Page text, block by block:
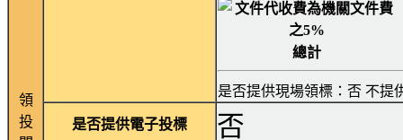
領
投
總計
是否提供現場領標：否 不提
是否提供電子投標 否